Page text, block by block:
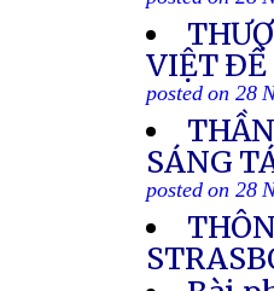
VIỆT ÐỀ
posted on 28
SÁNG
posted on 28